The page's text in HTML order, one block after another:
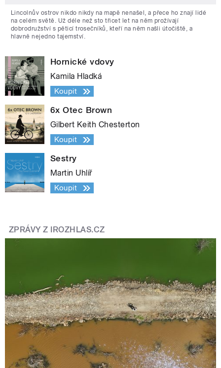
Lincolnův ostrov nikdo nikdy na mapě nenašel, a přece ho znají lidé
na celém světě. Už déle než sto třicet let na něm prožívají
dobrodružství s pěticí trosečníků, kteří na něm našli útočiště, a
hlavně nejedno tajemství.
Hornické vdovy
Kamila Hladká
Koupit
6x Otec Brown
Gilbert Keith Chesterton
Koupit
Sestry
Martin Uhlíř
Koupit
ZPRÁVY Z IROZHLAS.CZ